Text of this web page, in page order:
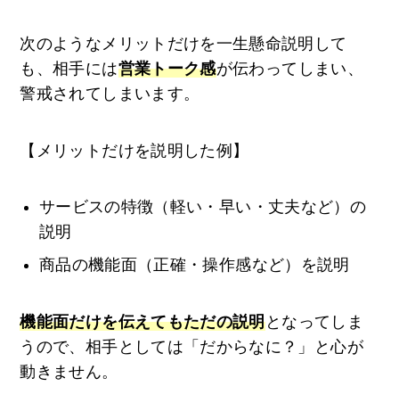
次のようなメリットだけを一生懸命説明して
も、相手には営業トーク感が伝わってしまい、
警戒されてしまいます。
【メリットだけを説明した例】
サービスの特徴（軽い・早い・丈夫など）の
説明
商品の機能面（正確・操作感など）を説明
機能面だけを伝えてもただの説明となってしま
うので、相手としては「だからなに？」と心が
動きません。